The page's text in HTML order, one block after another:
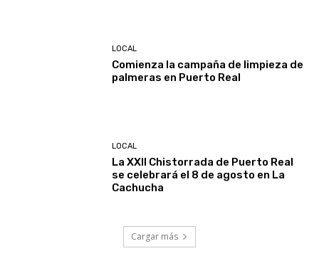
LOCAL
Comienza la campaña de limpieza de
palmeras en Puerto Real
LOCAL
La XXII Chistorrada de Puerto Real
se celebrará el 8 de agosto en La
Cachucha
Cargar más